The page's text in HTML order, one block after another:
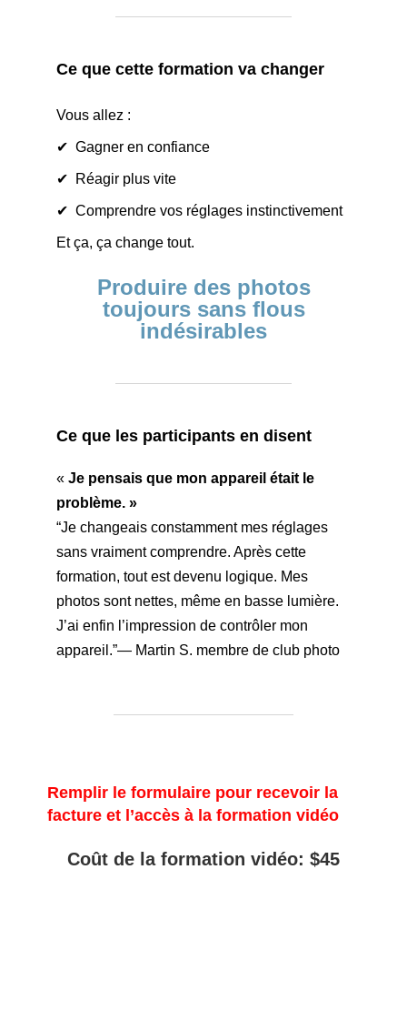
Ce que cette formation va changer
Vous allez :
✔ Gagner en confiance
✔ Réagir plus vite
✔ Comprendre vos réglages instinctivement
Et ça, ça change tout.
Produire des photos
toujours sans flous
indésirables
Ce que les participants en disent
« Je pensais que mon appareil était le
problème. »
“Je changeais constamment mes réglages
sans vraiment comprendre. Après cette
formation, tout est devenu logique. Mes
photos sont nettes, même en basse lumière.
J’ai enfin l’impression de contrôler mon
appareil.”— Martin S. membre de club photo
Remplir le formulaire pour recevoir la
facture et l’accès à la formation vidéo
Coût de la formation vidéo: $45